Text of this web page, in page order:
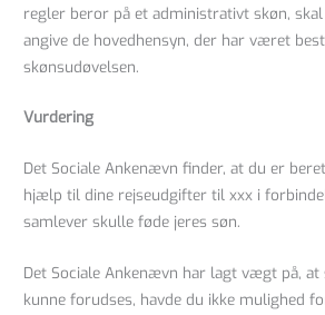
regler beror på et administrativt skøn,
angive de hovedhensyn, der har været
skønsudøvelsen.
Vurdering
Det Sociale Ankenævn finder, at du er
hjælp til dine rejseudgifter til xxx i
samlever skulle føde jeres søn.
Det Sociale Ankenævn har lagt vægt på,
kunne forudses, havde du ikke mulighed